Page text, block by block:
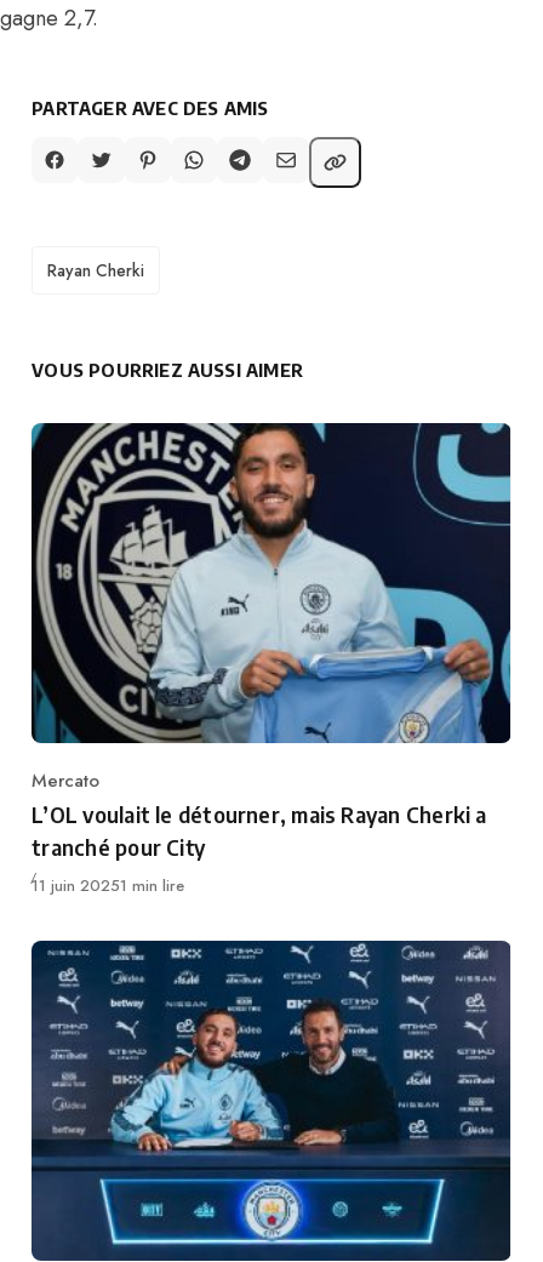
gagne 2,7.
PARTAGER AVEC DES AMIS
TAGS
Rayan Cherki
VOUS POURRIEZ AUSSI AIMER
Category
Mercato
L’OL voulait le détourner, mais Rayan Cherki a
tranché pour City
Publié
11 juin 20251 min lire